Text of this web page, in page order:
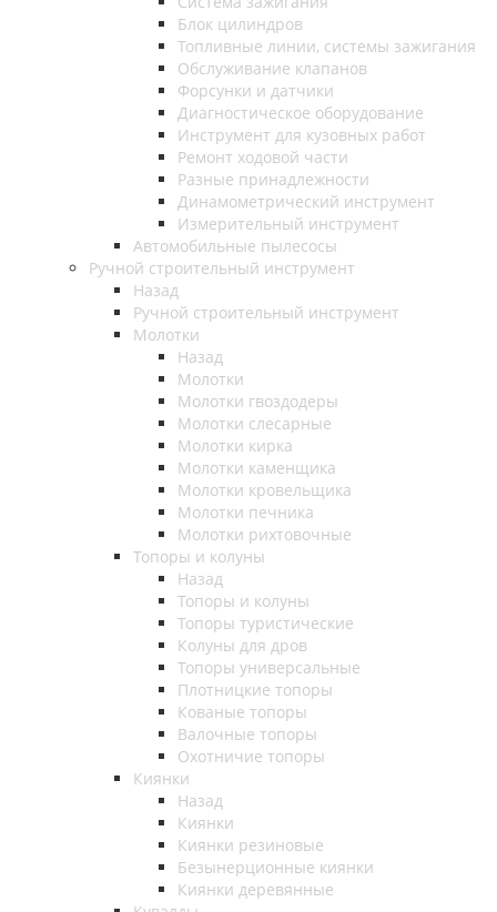
Блок цилиндров
Топливные линии, системы зажигания
Обслуживание клапанов
Форсунки и датчики
Диагностическое оборудование
Инструмент для кузовных работ
Ремонт ходовой части
Разные принадлежности
Динамометрический инструмент
Измерительный инструмент
Автомобильные пылесосы
Ручной строительный инструмент
Назад
Ручной строительный инструмент
Молотки
Назад
Молотки
Молотки гвоздодеры
Молотки слесарные
Молотки кирка
Молотки каменщика
Молотки кровельщика
Молотки печника
Молотки рихтовочные
Топоры и колуны
Назад
Топоры и колуны
Топоры туристические
Колуны для дров
Топоры универсальные
Плотницкие топоры
Кованые топоры
Валочные топоры
Охотничие топоры
Киянки
Назад
Киянки
Киянки резиновые
Безынерционные киянки
Киянки деревянные